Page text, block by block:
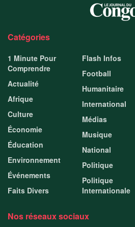
Catégories
1 Minute Pour
Comprendre
Actualité
Afrique
Culture
Économie
Éducation
Environnement
Événements
Faits Divers
Flash Infos
Football
Humanitaire
International
Médias
Musique
National
Politique
Politique
Internationale
Nos réseaux sociaux